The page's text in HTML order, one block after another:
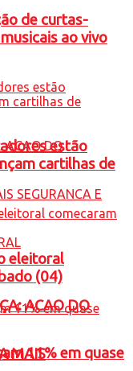
ACAO DO
MAIS
de curtas-
ao vivo
estão
cartilhas de
eleitoral
(04)
11% em quase